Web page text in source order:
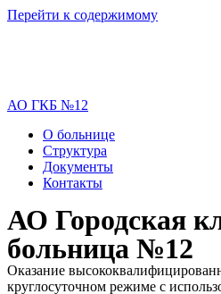
Перейти к содержимому
АО ГКБ №12
О больнице
Структура
Документы
Контакты
АО Городская
больница №12
Оказание
круглосуточном режиме с